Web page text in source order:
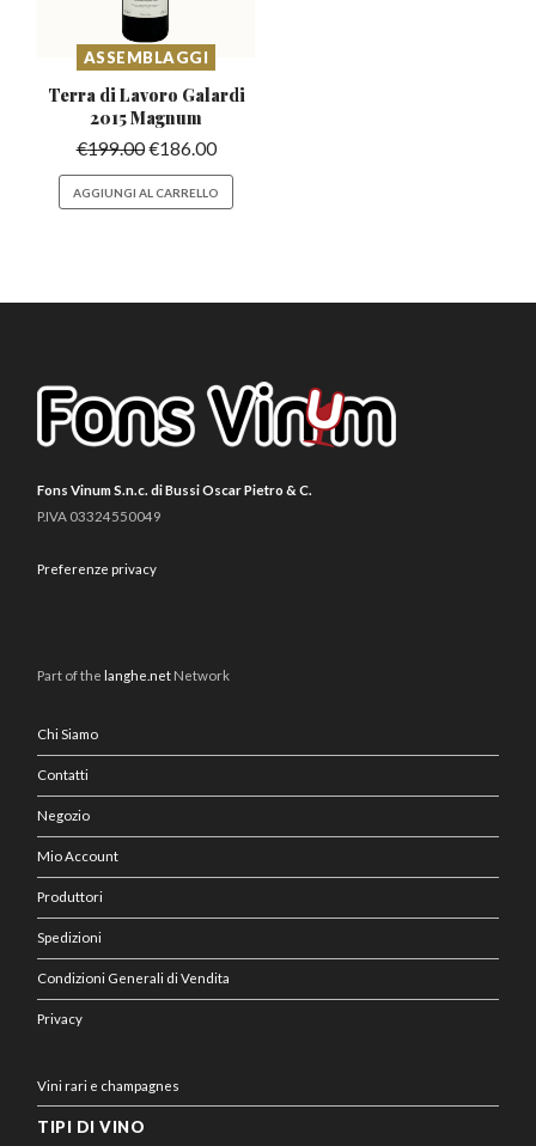
ASSEMBLAGGI
Terra di Lavoro Galardi
2015 Magnum
€199.00€186.00
AGGIUNGI AL CARRELLO
Fons Vinum S.n.c. di Bussi Oscar Pietro & C.
P.IVA 03324550049
Preferenze privacy
Part of thelanghe.net Network
Chi Siamo
Contatti
Negozio
Mio Account
Produttori
Spedizioni
Condizioni Generali di Vendita
Privacy
Vini rari e champagnes
TIPI DI VINO